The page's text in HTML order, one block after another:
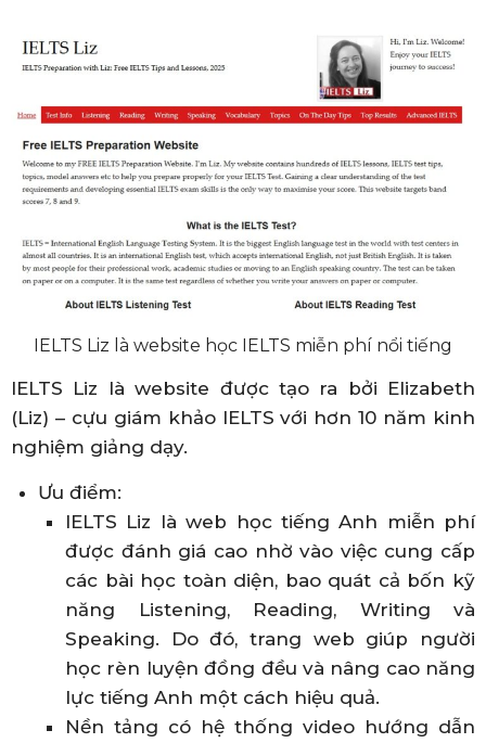
IELTS Liz là website học IELTS miễn phí nổi tiếng
IELTS Liz là website được tạo ra bởi Elizabeth
(Liz) – cựu giám khảo IELTS với hơn 10 năm kinh
nghiệm giảng dạy.
Ưu điểm:
IELTS Liz là web học tiếng Anh miễn phí
được đánh giá cao nhờ vào việc cung cấp
các bài học toàn diện, bao quát cả bốn kỹ
năng Listening, Reading, Writing và
Speaking. Do đó, trang web giúp người
học rèn luyện đồng đều và nâng cao năng
lực tiếng Anh một cách hiệu quả.
Nền tảng có hệ thống video hướng dẫn